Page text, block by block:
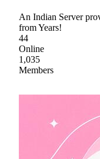
An Indian Server
from Years!
44
Online
1,035
Members